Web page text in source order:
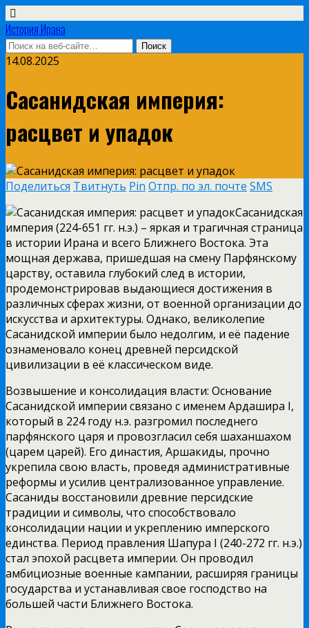
История Ирана
14.08.2025
Сасанидская империя:
расцвет и упадок
Поделиться Твитнуть Pin Отпр. по эл. почте SMS
Сасанидская
империя (224-651 гг. н.э.) – яркая и трагичная страница
в истории Ирана и всего Ближнего Востока. Эта
мощная держава, пришедшая на смену Парфянскому
царству, оставила глубокий след в истории,
продемонстрировав выдающиеся достижения в
различных сферах жизни, от военной организации до
искусства и архитектуры. Однако, великолепие
Сасанидской империи было недолгим, и её падение
ознаменовало конец древней персидской
цивилизации в её классическом виде.
Возвышение и консолидация власти: Основание
Сасанидской империи связано с именем Ардашира I,
который в 224 году н.э. разгромил последнего
парфянского царя и провозгласил себя шаханшахом
(царем царей). Его династия, Аршакиды, прочно
укрепила свою власть, проведя административные
реформы и усилив централизованное управление.
Сасаниды восстановили древние персидские
традиции и символы, что способствовало
консолидации нации и укреплению имперского
единства. Период правления Шапура I (240-272 гг. н.э.)
стал эпохой расцвета империи. Он проводил
амбициозные военные кампании, расширяя границы
государства и устанавливая свое господство на
большей части Ближнего Востока.